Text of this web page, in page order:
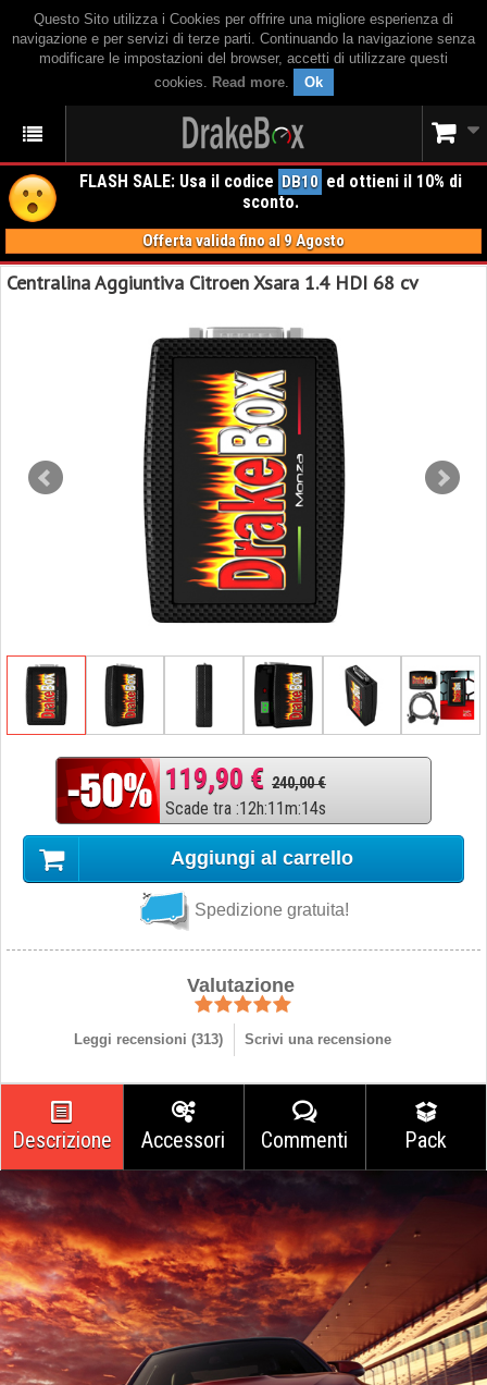
Questo Sito utilizza i Cookies per offrire una migliore esperienza di
navigazione e per servizi di terze parti. Continuando la navigazione senza
modificare le impostazioni del browser, accetti di utilizzare questi
cookies. Read more. Ok
FLASH SALE: Usa il codice DB10 ed ottieni il 10% di
sconto.
Offerta valida fino al 9 Agosto
Centralina Aggiuntiva Citroen Xsara 1.4 HDI 68 cv
119,90 € 240,00 €
Scade tra :12h:11m:13s
Aggiungi al carrello
Spedizione gratuita!
Valutazione
Leggi recensioni (313) Scrivi una recensione
Descrizione Accessori Commenti Pack